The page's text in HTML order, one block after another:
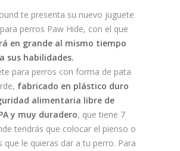
te presenta su nuevo juguete
perros Paw Hide, con el que
en grande al mismo tiempo
sus habilidades.
para perros con forma de pata
fabricado en plástico duro
alimentaria libre de
y muy duradero, que tiene 7
tendrás que colocar el pienso o
que le quieras dar a tu perro. Para